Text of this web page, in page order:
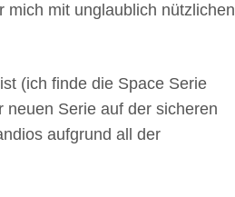
mich mit unglaublich nützlichen
(ich finde die Space Serie
Serie auf der sicheren
aufgrund all der